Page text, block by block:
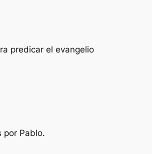
predicar el evangelio
por Pablo.